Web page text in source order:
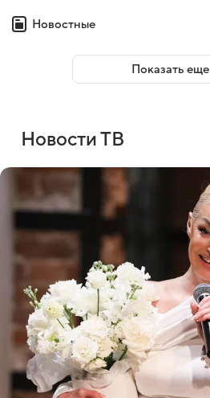
Новостные
Показать еще
Новости ТВ